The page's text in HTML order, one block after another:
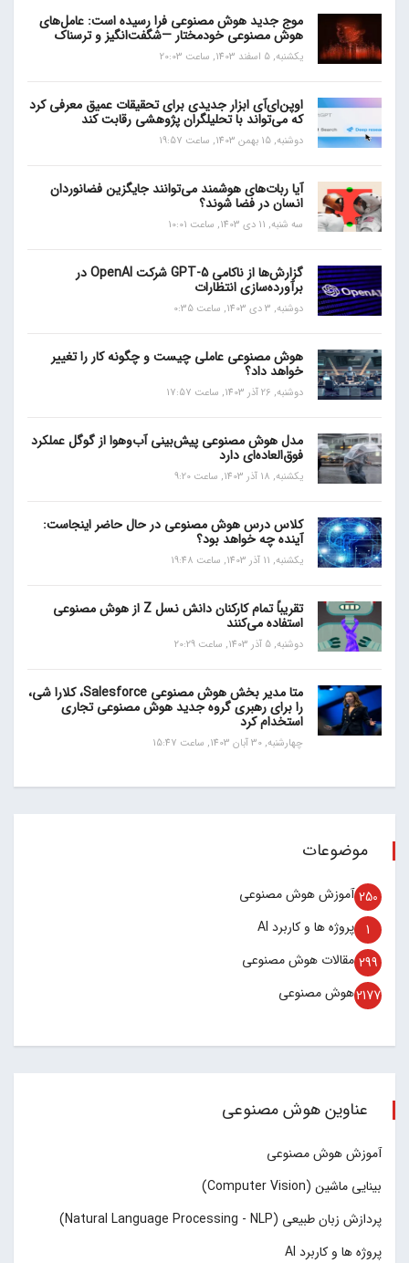
موج جدید هوش مصنوعی فرا رسیده است: عامل‌های
هوش مصنوعی خودمختار —شگفت‌انگیز و ترسناک
یکشنبه, 5 اسفند 1403, ساعت 20:03
اوپن‌ای‌آی ابزار جدیدی برای تحقیقات عمیق معرفی کرد
که می‌تواند با تحلیلگران پژوهشی رقابت کند
دوشنبه, 15 بهمن 1403, ساعت 19:57
آیا ربات‌های هوشمند می‌توانند جایگزین فضانوردان
انسان در فضا شوند؟
سه شنبه, 11 دی 1403, ساعت 10:01
گزارش‌ها از ناکامی GPT-5 شرکت OpenAI در
برآورده‌سازی انتظارات
دوشنبه, 3 دی 1403, ساعت 0:35
هوش مصنوعی عاملی چیست و چگونه کار را تغییر
خواهد داد؟
دوشنبه, 26 آذر 1403, ساعت 17:57
مدل هوش مصنوعی پیش‌بینی آب‌و‌هوا از گوگل عملکرد
فوق‌العاده‌ای دارد
یکشنبه, 18 آذر 1403, ساعت 9:20
کلاس درس هوش مصنوعی در حال حاضر اینجاست:
آینده چه خواهد بود؟
یکشنبه, 11 آذر 1403, ساعت 19:48
تقریباً تمام کارکنان دانش نسل Z از هوش مصنوعی
استفاده می‌کنند
دوشنبه, 5 آذر 1403, ساعت 20:29
متا مدیر بخش هوش مصنوعی Salesforce، کلارا شی،
را برای رهبری گروه جدید هوش مصنوعی تجاری
استخدام کرد
چهارشنبه, 30 آبان 1403, ساعت 15:47
موضوعات
آموزش هوش مصنوعی 250
پروژه ها و کاربرد AI 1
مقالات هوش مصنوعی 299
هوش مصنوعی2177
عناوین هوش مصنوعی
آموزش هوش مصنوعی
بینایی ماشین (Computer Vision)
پردازش زبان طبیعی (Natural Language Processing - NLP)
پروژه ها و کاربرد AI